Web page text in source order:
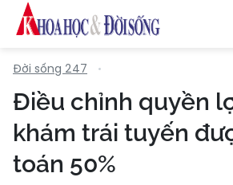
Đời sống 247
Điều chỉnh quyền
khám trái tuyến
toán 50%